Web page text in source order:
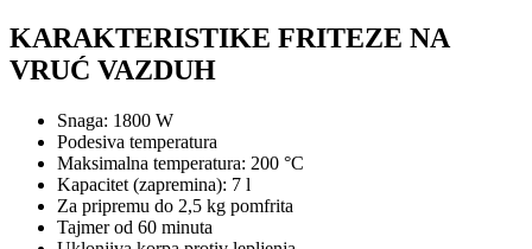
KARAKTERISTIKE FRITEZE NA
VRUĆ VAZDUH
Snaga: 1800 W
Podesiva temperatura
Maksimalna temperatura: 200 °C
Kapacitet (zapremina): 7 l
Za pripremu do 2,5 kg pomfrita
Tajmer od 60 minuta